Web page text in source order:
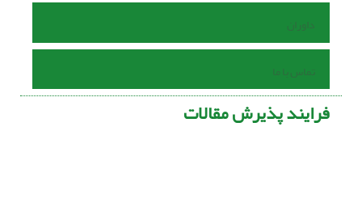
داوران
تماس با ما
فرایند پذیرش مقالات